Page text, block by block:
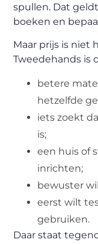
spullen. Dat
boeken en
Maar prijs is niet
Tweedehands is
betere
hetzelfde
iets zoekt
is;
een huis of
inrichten;
bewuster
eerst wilt
gebruiken.
Daar staat